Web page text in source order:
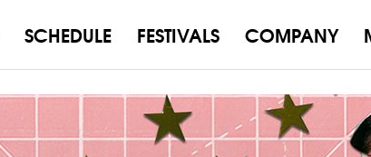
SCHEDULE FESTIVALS COMPANY